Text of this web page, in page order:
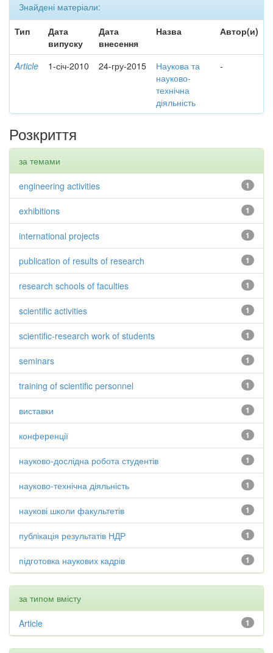
Знайдені матеріали:
Тип
Дата
випуску
Дата
внесення
Назва Автор(и)
Article 1-січ-2010 24-гру-2015
Наукова та
науково-
технічна
діяльність
-
Розкриття
за темами
1
engineering activities
1
exhibitions
1
international projects
1
publication of results of research
1
research schools of faculties
1
scientific activities
1
scientific-research work of students
1
seminars
1
training of scientific personnel
1
виставки
1
конференції
1
науково-дослідна робота студентів
1
науково-технічна діяльність
1
наукові школи факультетів
1
публікація результатів НДР
1
підготовка наукових кадрів
за типом вмісту
1
Article